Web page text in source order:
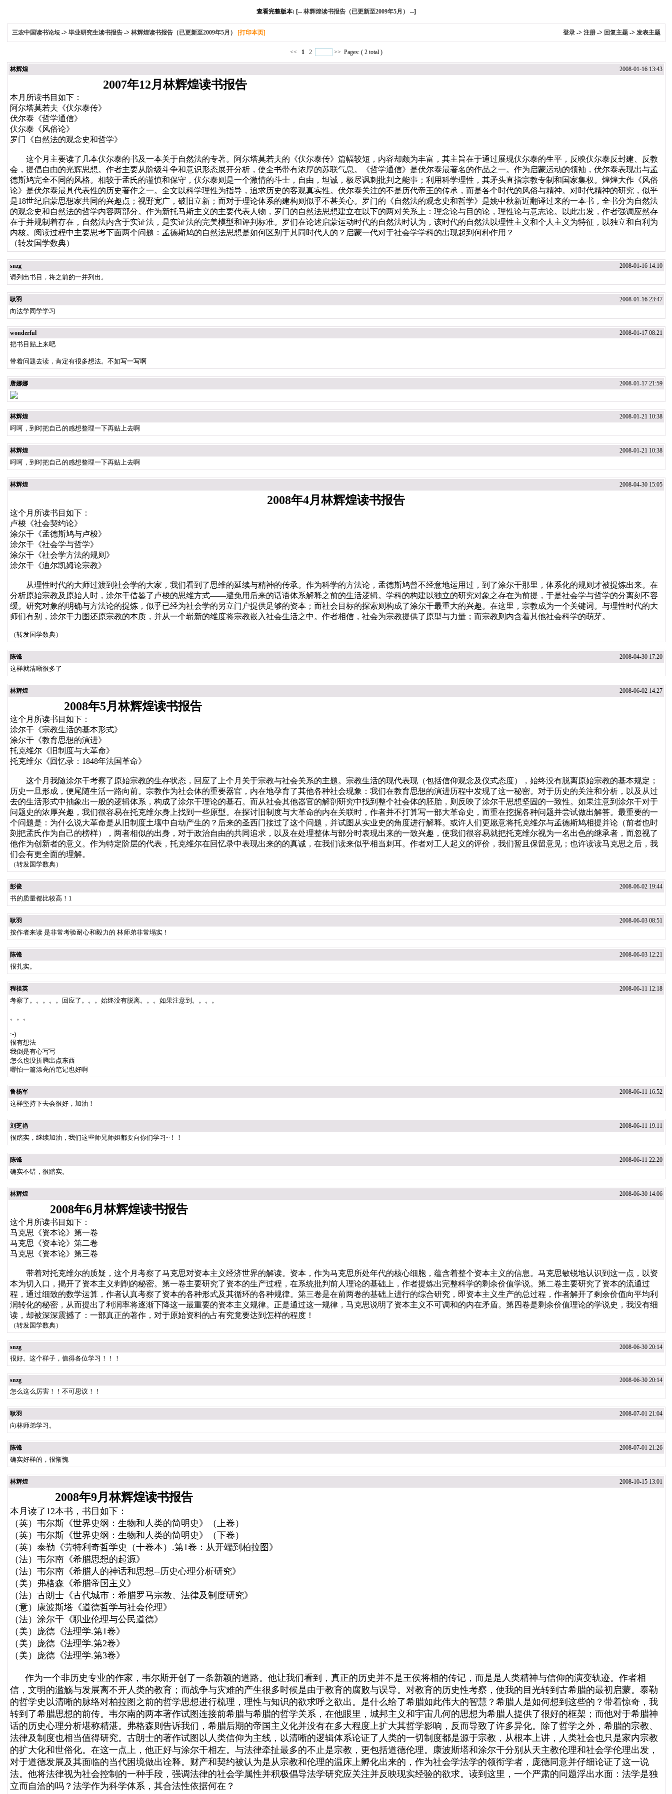
查看完整版本: [-- 林辉煌读书报告（已更新至2009年5月） --]
三农中国读书论坛 -> 毕业研究生读书报告-> 林辉煌读书报告（已更新至2009年5月） [打印本页] 登录-> 注册-> 回复主题-> 发表主题
<< 1 2 >> Pages: ( 2 total )
林辉煌 2008-01-16 13:43
2007年12月林辉煌读书报告
本月所读书目如下：
阿尔塔莫若夫《伏尔泰传》
伏尔泰《哲学通信》
伏尔泰《风俗论》
罗门《自然法的观念史和哲学》
这个月主要读了几本伏尔泰的书及一本关于自然法的专著。阿尔塔莫若夫的《伏尔泰传》篇幅较短，内容却颇为丰富，其主旨在于通过展现伏尔泰的生平，反映伏尔泰反封建、反教
会，提倡自由的光辉思想。作者主要从阶级斗争和意识形态展开分析，使全书带有浓厚的苏联气息。《哲学通信》是伏尔泰最著名的作品之一。作为启蒙运动的领袖，伏尔泰表现出与孟
德斯鸠完全不同的风格。相较于孟氏的谨慎和保守，伏尔泰则是一个激情的斗士，自由，坦诚，极尽讽刺批判之能事；利用科学理性，其矛头直指宗教专制和国家集权。煌煌大作《风俗
论》是伏尔泰最具代表性的历史著作之一。全文以科学理性为指导，追求历史的客观真实性。伏尔泰关注的不是历代帝王的传承，而是各个时代的风俗与精神。对时代精神的研究，似乎
是18世纪启蒙思想家共同的兴趣点；视野宽广，破旧立新；而对于理论体系的建构则似乎不甚关心。罗门的《自然法的观念史和哲学》是姚中秋新近翻译过来的一本书，全书分为自然法
的观念史和自然法的哲学内容两部分。作为新托马斯主义的主要代表人物，罗门的自然法思想建立在以下的两对关系上：理念论与目的论，理性论与意志论。以此出发，作者强调应然存
在于并规制着存在，自然法内含于实证法，是实证法的完美模型和评判标准。罗们在论述启蒙运动时代的自然法时认为，该时代的自然法以理性主义和个人主义为特征，以独立和自利为
内核。阅读过程中主要思考下面两个问题：孟德斯鸠的自然法思想是如何区别于其同时代人的？启蒙一代对于社会学学科的出现起到何种作用？
（转发国学数典）
snzg 2008-01-16 14:10
请列出书目，将之前的一并列出。
耿羽 2008-01-16 23:47
向法学同学学习
wonderful 2008-01-17 08:21
把书目贴上来吧
带着问题去读，肯定有很多想法。不如写一写啊
唐娜娜 2008-01-17 21:59
林辉煌 2008-01-21 10:38
呵呵，到时把自己的感想整理一下再贴上去啊
林辉煌 2008-01-21 10:38
呵呵，到时把自己的感想整理一下再贴上去啊
林辉煌 2008-04-30 15:05
2008年4月林辉煌读书报告
这个月所读书目如下：
卢梭《社会契约论》
涂尔干《孟德斯鸠与卢梭》
涂尔干《社会学与哲学》
涂尔干《社会学方法的规则》
涂尔干《迪尔凯姆论宗教》
从理性时代的大师过渡到社会学的大家，我们看到了思维的延续与精神的传承。作为科学的方法论，孟德斯鸠曾不经意地运用过，到了涂尔干那里，体系化的规则才被提炼出来。在
分析原始宗教及原始人时，涂尔干借鉴了卢梭的思维方式——避免用后来的话语体系解释之前的生活逻辑。学科的构建以独立的研究对象之存在为前提，于是社会学与哲学的分离刻不容
缓。研究对象的明确与方法论的提炼，似乎已经为社会学的另立门户提供足够的资本；而社会目标的探索则构成了涂尔干最重大的兴趣。在这里，宗教成为一个关键词。与理性时代的大
师们有别，涂尔干力图还原宗教的本质，并从一个崭新的维度将宗教嵌入社会生活之中。作者相信，社会为宗教提供了原型与力量；而宗教则内含着其他社会科学的萌芽。
（转发国学数典）
陈锋 2008-04-30 17:20
这样就清晰很多了
林辉煌 2008-06-02 14:27
2008年5月林辉煌读书报告
这个月所读书目如下：
涂尔干《宗教生活的基本形式》
涂尔干《教育思想的演进》
托克维尔《旧制度与大革命》
托克维尔《回忆录：1848年法国革命》
这个月我随涂尔干考察了原始宗教的生存状态，回应了上个月关于宗教与社会关系的主题。宗教生活的现代表现（包括信仰观念及仪式态度），始终没有脱离原始宗教的基本规定；
历史一旦形成，便尾随生活一路向前。宗教作为社会体的重要器官，内在地孕育了其他各种社会现象：我们在教育思想的演进历程中发现了这一秘密。对于历史的关注和分析，以及从过
去的生活形式中抽象出一般的逻辑体系，构成了涂尔干理论的基石。而从社会其他器官的解剖研究中找到整个社会体的胚胎，则反映了涂尔干思想坚固的一致性。如果注意到涂尔干对于
问题史的浓厚兴趣，我们很容易在托克维尔身上找到一些原型。在探讨旧制度与大革命的内在关联时，作者并不打算写一部大革命史，而重在挖掘各种问题并尝试做出解答。最重要的一
个问题是：为什么说大革命是从旧制度土壤中自动产生的？后来的圣西门接过了这个问题，并试图从实业史的角度进行解释。或许人们更愿意将托克维尔与孟德斯鸠相提并论（前者也时
刻把孟氏作为自己的榜样），两者相似的出身，对于政治自由的共同追求，以及在处理整体与部分时表现出来的一致兴趣，使我们很容易就把托克维尔视为一名出色的继承者，而忽视了
他作为创新者的意义。作为特定阶层的代表，托克维尔在回忆录中表现出来的的真诚，在我们读来似乎相当刺耳。作者对工人起义的评价，我们暂且保留意见；也许读读马克思之后，我
们会有更全面的理解。
（转发国学数典）
彭俊 2008-06-02 19:44
书的质量都比较高！1
耿羽 2008-06-03 08:51
按作者来读 是非常考验耐心和毅力的 林师弟非常塌实！
陈锋 2008-06-03 12:21
很扎实。
程祖英 2008-06-11 12:18
考察了。。。。。回应了。。。始终没有脱离。。。如果注意到。。。。
。。。
:-)
很有想法
我倒是有心写写
怎么也没折腾出点东西
哪怕一篇漂亮的笔记也好啊
鲁杨军 2008-06-11 16:52
这样坚持下去会很好，加油！
刘芝艳 2008-06-11 19:11
很踏实，继续加油，我们这些师兄师姐都要向你们学习~！！
陈锋 2008-06-11 22:20
确实不错，很踏实。
林辉煌 2008-06-30 14:06
2008年6月林辉煌读书报告
这个月所读书目如下：
马克思《资本论》第一卷
马克思《资本论》第二卷
马克思《资本论》第三卷
带着对托克维尔的质疑，这个月考察了马克思对资本主义经济世界的解读。资本，作为马克思所处年代的核心细胞，蕴含着整个资本主义的信息。马克思敏锐地认识到这一点，以资
本为切入口，揭开了资本主义剥削的秘密。第一卷主要研究了资本的生产过程，在系统批判前人理论的基础上，作者提炼出完整科学的剩余价值学说。第二卷主要研究了资本的流通过
程，通过细致的数学运算，作者认真考察了资本的各种形式及其循环的各种规律。第三卷是在前两卷的基础上进行的综合研究，即资本主义生产的总过程，作者解开了剩余价值向平均利
润转化的秘密，从而提出了利润率将逐渐下降这一最重要的资本主义规律。正是通过这一规律，马克思说明了资本主义不可调和的内在矛盾。第四卷是剩余价值理论的学说史，我没有细
读，却被深深震撼了：一部真正的著作，对于原始资料的占有究竟要达到怎样的程度！
（转发国学数典）
snzg 2008-06-30 20:14
很好。这个样子，值得各位学习！！！
snzg 2008-06-30 20:14
怎么这么厉害！！不可思议！！
耿羽 2008-07-01 21:04
向林师弟学习。
陈锋 2008-07-01 21:26
确实好样的，很惭愧
林辉煌 2008-10-15 13:01
2008年9月林辉煌读书报告
本月读了12本书，书目如下：
（英）韦尔斯《世界史纲：生物和人类的简明史》（上卷）
（英）韦尔斯《世界史纲：生物和人类的简明史》（下卷）
（英）泰勒《劳特利奇哲学史（十卷本）.第1卷：从开端到柏拉图》
（法）韦尔南《希腊思想的起源》
（法）韦尔南《希腊人的神话和思想--历史心理分析研究》
（美）弗格森《希腊帝国主义》
（法）古朗士《古代城市：希腊罗马宗教、法律及制度研究》
（意）康波斯塔《道德哲学与社会伦理》
（法）涂尔干《职业伦理与公民道德》
（美）庞德《法理学.第1卷》
（美）庞德《法理学.第2卷》
（美）庞德《法理学.第3卷》
作为一个非历史专业的作家，韦尔斯开创了一条新颖的道路。他让我们看到，真正的历史并不是王侯将相的传记，而是是人类精神与信仰的演变轨迹。作者相
信，文明的滥觞与发展离不开人类的教育；而战争与灾难的产生很多时候是由于教育的腐败与误导。对教育的历史性考察，使我的目光转到古希腊的最初启蒙。泰勒
的哲学史以清晰的脉络对柏拉图之前的哲学思想进行梳理，理性与知识的欲求呼之欲出。是什么给了希腊如此伟大的智慧？希腊人是如何想到这些的？带着惊奇，我
转到了希腊思想的前传。韦尔南的两本著作试图连接前希腊与希腊的哲学关系，在他眼里，城邦主义和宇宙几何的思想为希腊人提供了很好的框架；而他对于希腊神
话的历史心理分析堪称精湛。弗格森则告诉我们，希腊后期的帝国主义化并没有在多大程度上扩大其哲学影响，反而导致了许多异化。除了哲学之外，希腊的宗教、
法律及制度也相当值得研究。古朗士的著作试图以人类信仰为主线，以清晰的逻辑体系论证了人类的一切制度都是源于宗教，从根本上讲，人类社会也只是家内宗教
的扩大化和世俗化。在这一点上，他正好与涂尔干相左。与法律牵扯最多的不止是宗教，更包括道德伦理。康波斯塔和涂尔干分别从天主教伦理和社会学伦理出发，
对于道德发展及其面临的当代困境做出诠释。财产和契约被认为是从宗教和伦理的温床上孵化出来的，作为社会学法学的领衔学者，庞德同意并仔细论证了这一说
法。他将法律视为社会控制的一种手段，强调法律的社会学属性并积极倡导法学研究应关注并反映现实经验的欲求。读到这里，一个严肃的问题浮出水面：法学是独
立而自洽的吗？法学作为科学体系，其合法性依据何在？